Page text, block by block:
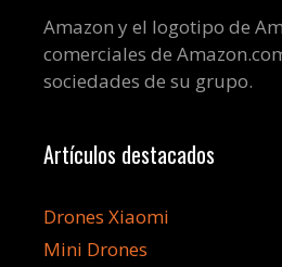
Amazon y el logotipo de
comerciales de
sociedades de su grupo.
Artículos destacados
Drones Xiaomi
Mini Drones